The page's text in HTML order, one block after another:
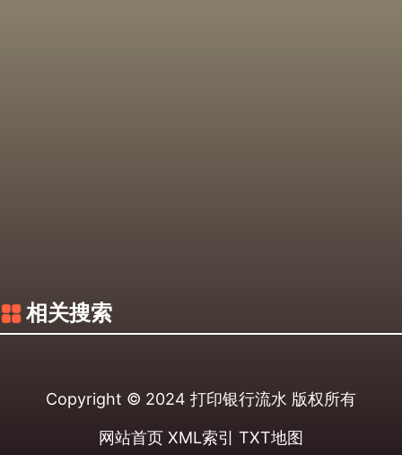
相关搜索
Copyright © 2024 打印银行流水 版权所有
网站首页 XML索引 TXT地图